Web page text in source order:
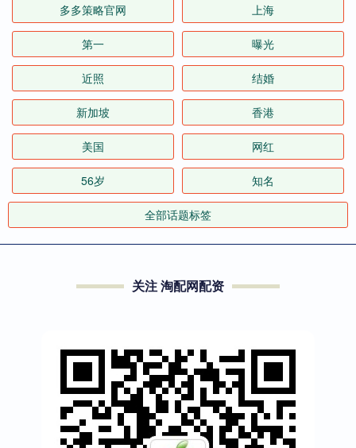
多多策略官网 上海
第一 曝光
近照 结婚
新加坡 香港
美国 网红
56岁 知名
全部话题标签
关注 淘配网配资